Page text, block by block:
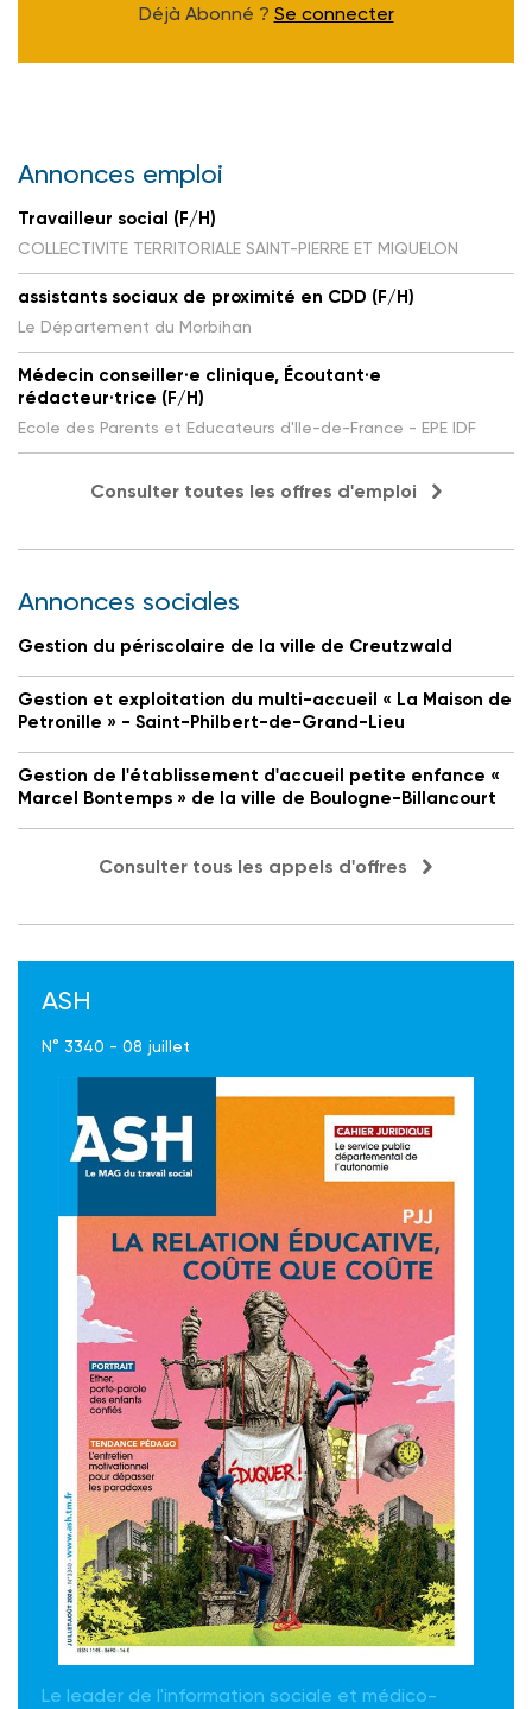
Déjà Abonné ? Se connecter
Annonces emploi
Travailleur social (F/H)
COLLECTIVITE TERRITORIALE SAINT-PIERRE ET MIQUELON
assistants sociaux de proximité en CDD (F/H)
Le Département du Morbihan
Médecin conseiller·e clinique, Écoutant·e
rédacteur·trice (F/H)
Ecole des Parents et Educateurs d'Ile-de-France - EPE IDF
Consulter toutes les offres d'emploi
Annonces sociales
Gestion du périscolaire de la ville de Creutzwald
Gestion et exploitation du multi-accueil « La Maison de
Petronille » - Saint-Philbert-de-Grand-Lieu
Gestion de l'établissement d'accueil petite enfance «
Marcel Bontemps » de la ville de Boulogne-Billancourt
Consulter tous les appels d'offres
ASH
N° 3340 - 08 juillet
Le leader de l'information sociale et médico-